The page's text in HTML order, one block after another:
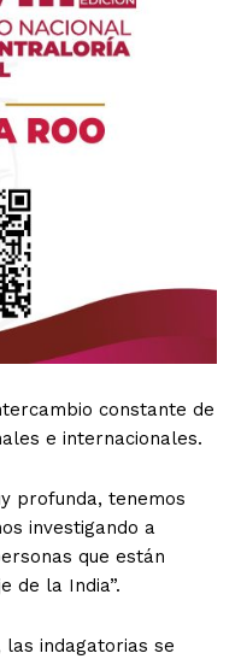
constante de
e internacionales.
profunda, tenemos
investigando a
que están
de la India”.
las indagatorias se